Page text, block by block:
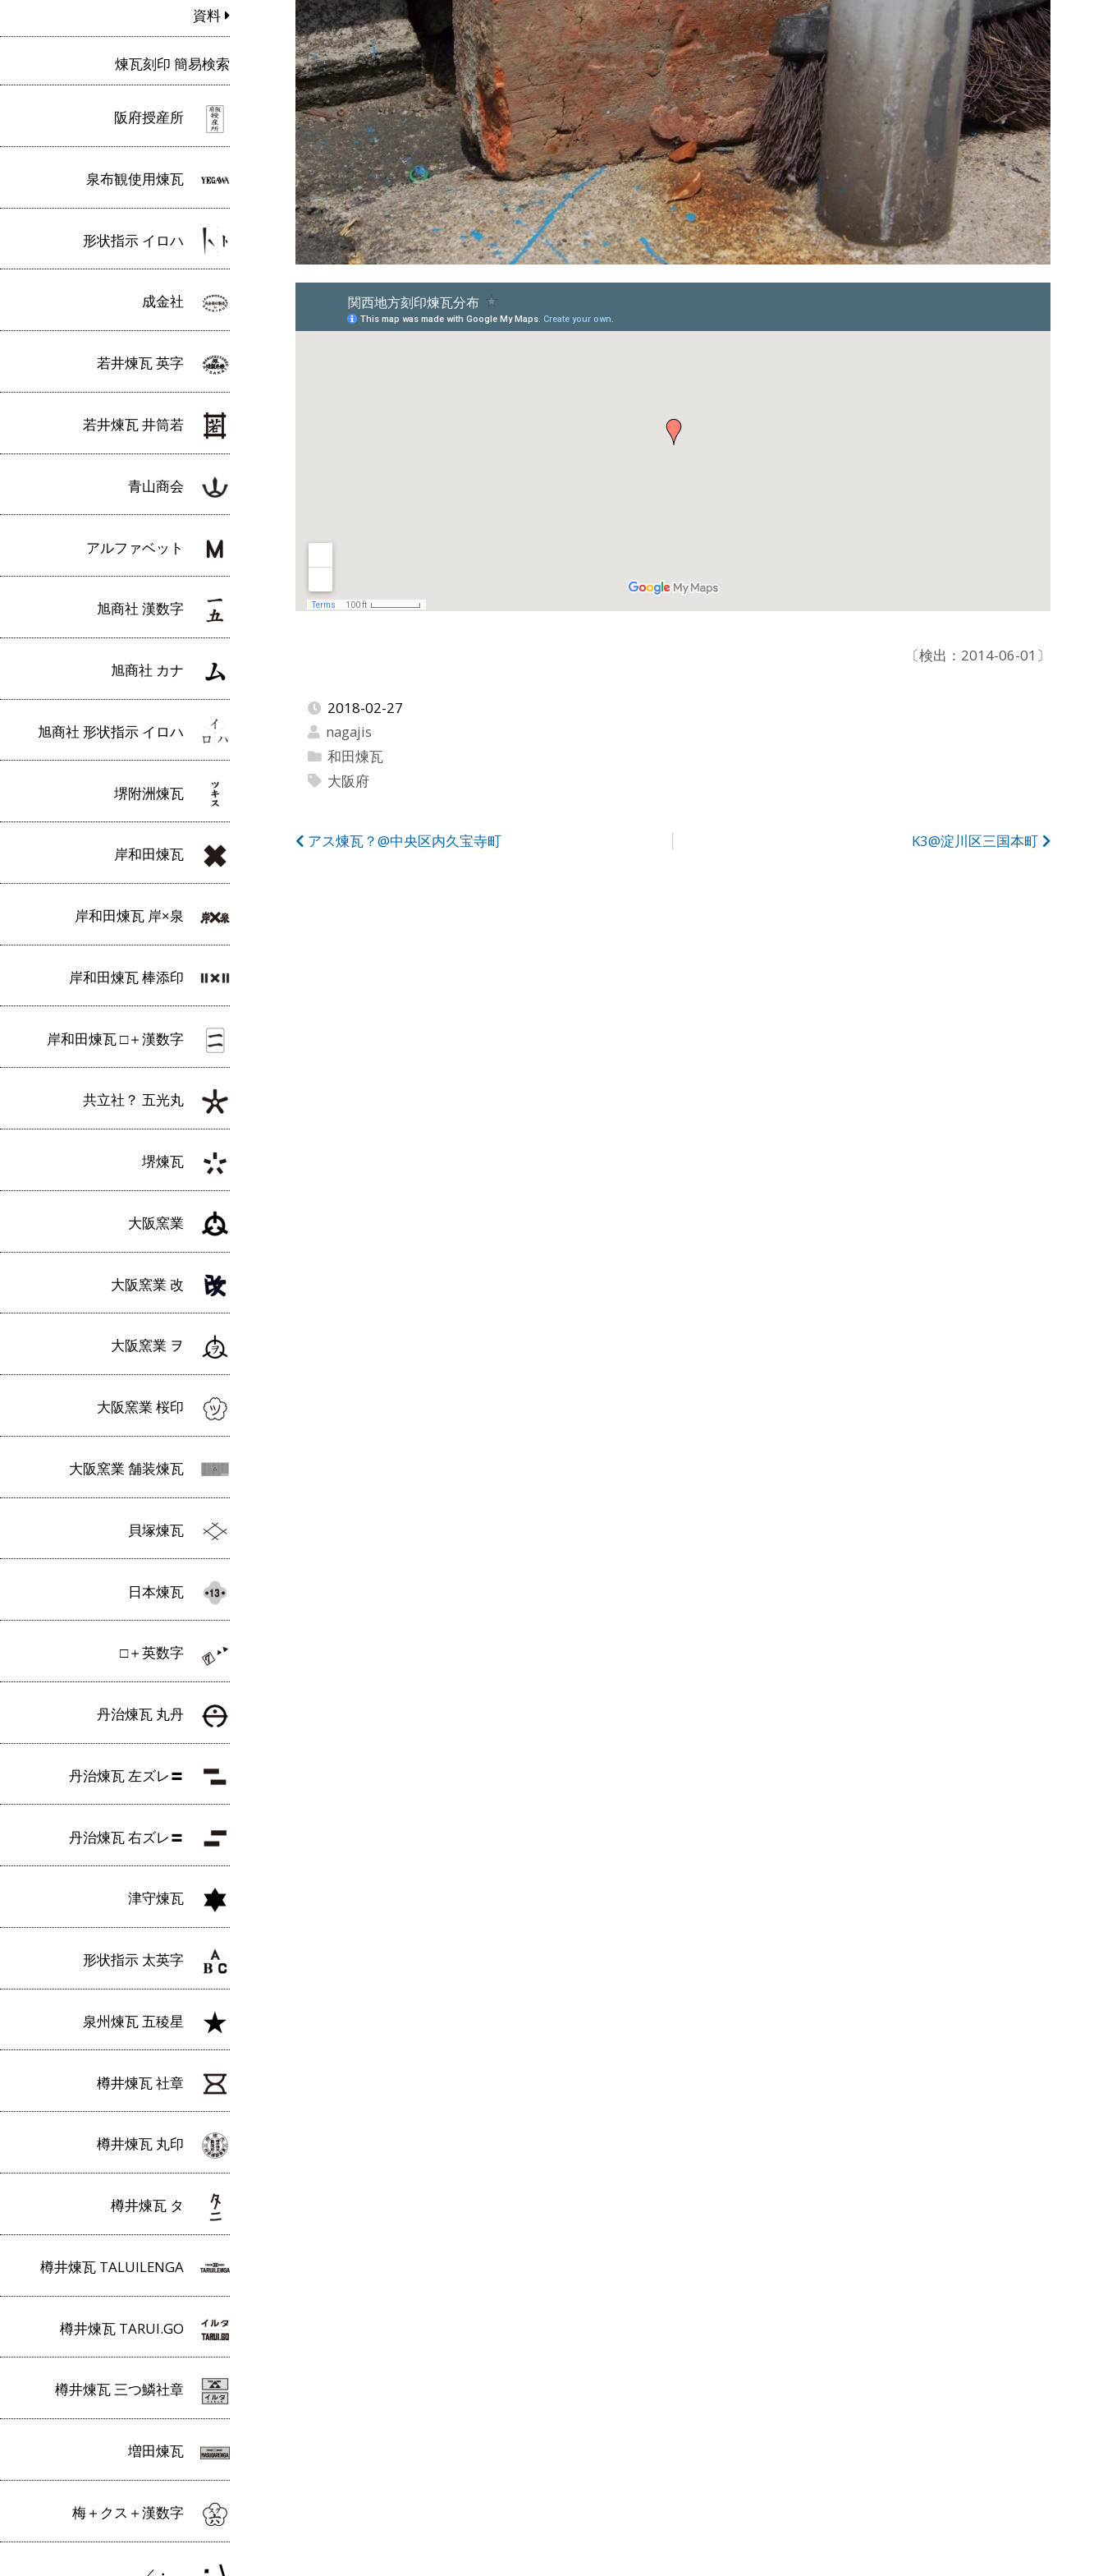
資料
煉瓦刻印 簡易検索
阪府授産所
泉布観使用煉瓦
形状指示 イロハ
成金社
若井煉瓦 英字
若井煉瓦 井筒若
青山商会
アルファベット
旭商社 漢数字
旭商社 カナ
旭商社 形状指示 イロハ
堺附洲煉瓦
岸和田煉瓦
岸和田煉瓦 岸×泉
岸和田煉瓦 棒添印
岸和田煉瓦 □＋漢数字
共立社？ 五光丸
堺煉瓦
大阪窯業
大阪窯業 改
大阪窯業 ヲ
大阪窯業 桜印
大阪窯業 舗装煉瓦
貝塚煉瓦
日本煉瓦
□＋英数字
丹治煉瓦 丸丹
丹治煉瓦 左ズレ〓
丹治煉瓦 右ズレ〓
津守煉瓦
形状指示 太英字
泉州煉瓦 五稜星
樽井煉瓦 社章
樽井煉瓦 丸印
樽井煉瓦 タ
樽井煉瓦 TALUILENGA
樽井煉瓦 TARUI.GO
樽井煉瓦 三つ鱗社章
増田煉瓦
梅＋クス＋漢数字
〔検出：2014-06-01〕
2018-02-27
nagajis
和田煉瓦
大阪府
投
K3@淀川区三国本町
アス煉瓦？@中央区内久宝寺町